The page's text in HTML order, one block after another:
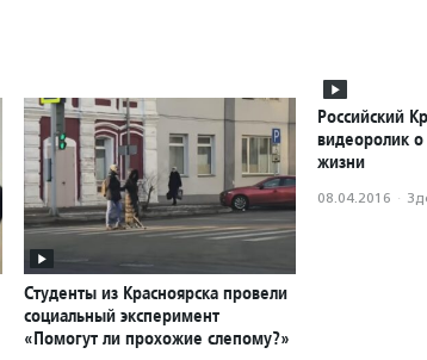
Студенты из Красноярска провели
социальный эксперимент
«Помогут ли прохожие слепому?»
Российский
видеоролик
жизни
08.04.2016 ·